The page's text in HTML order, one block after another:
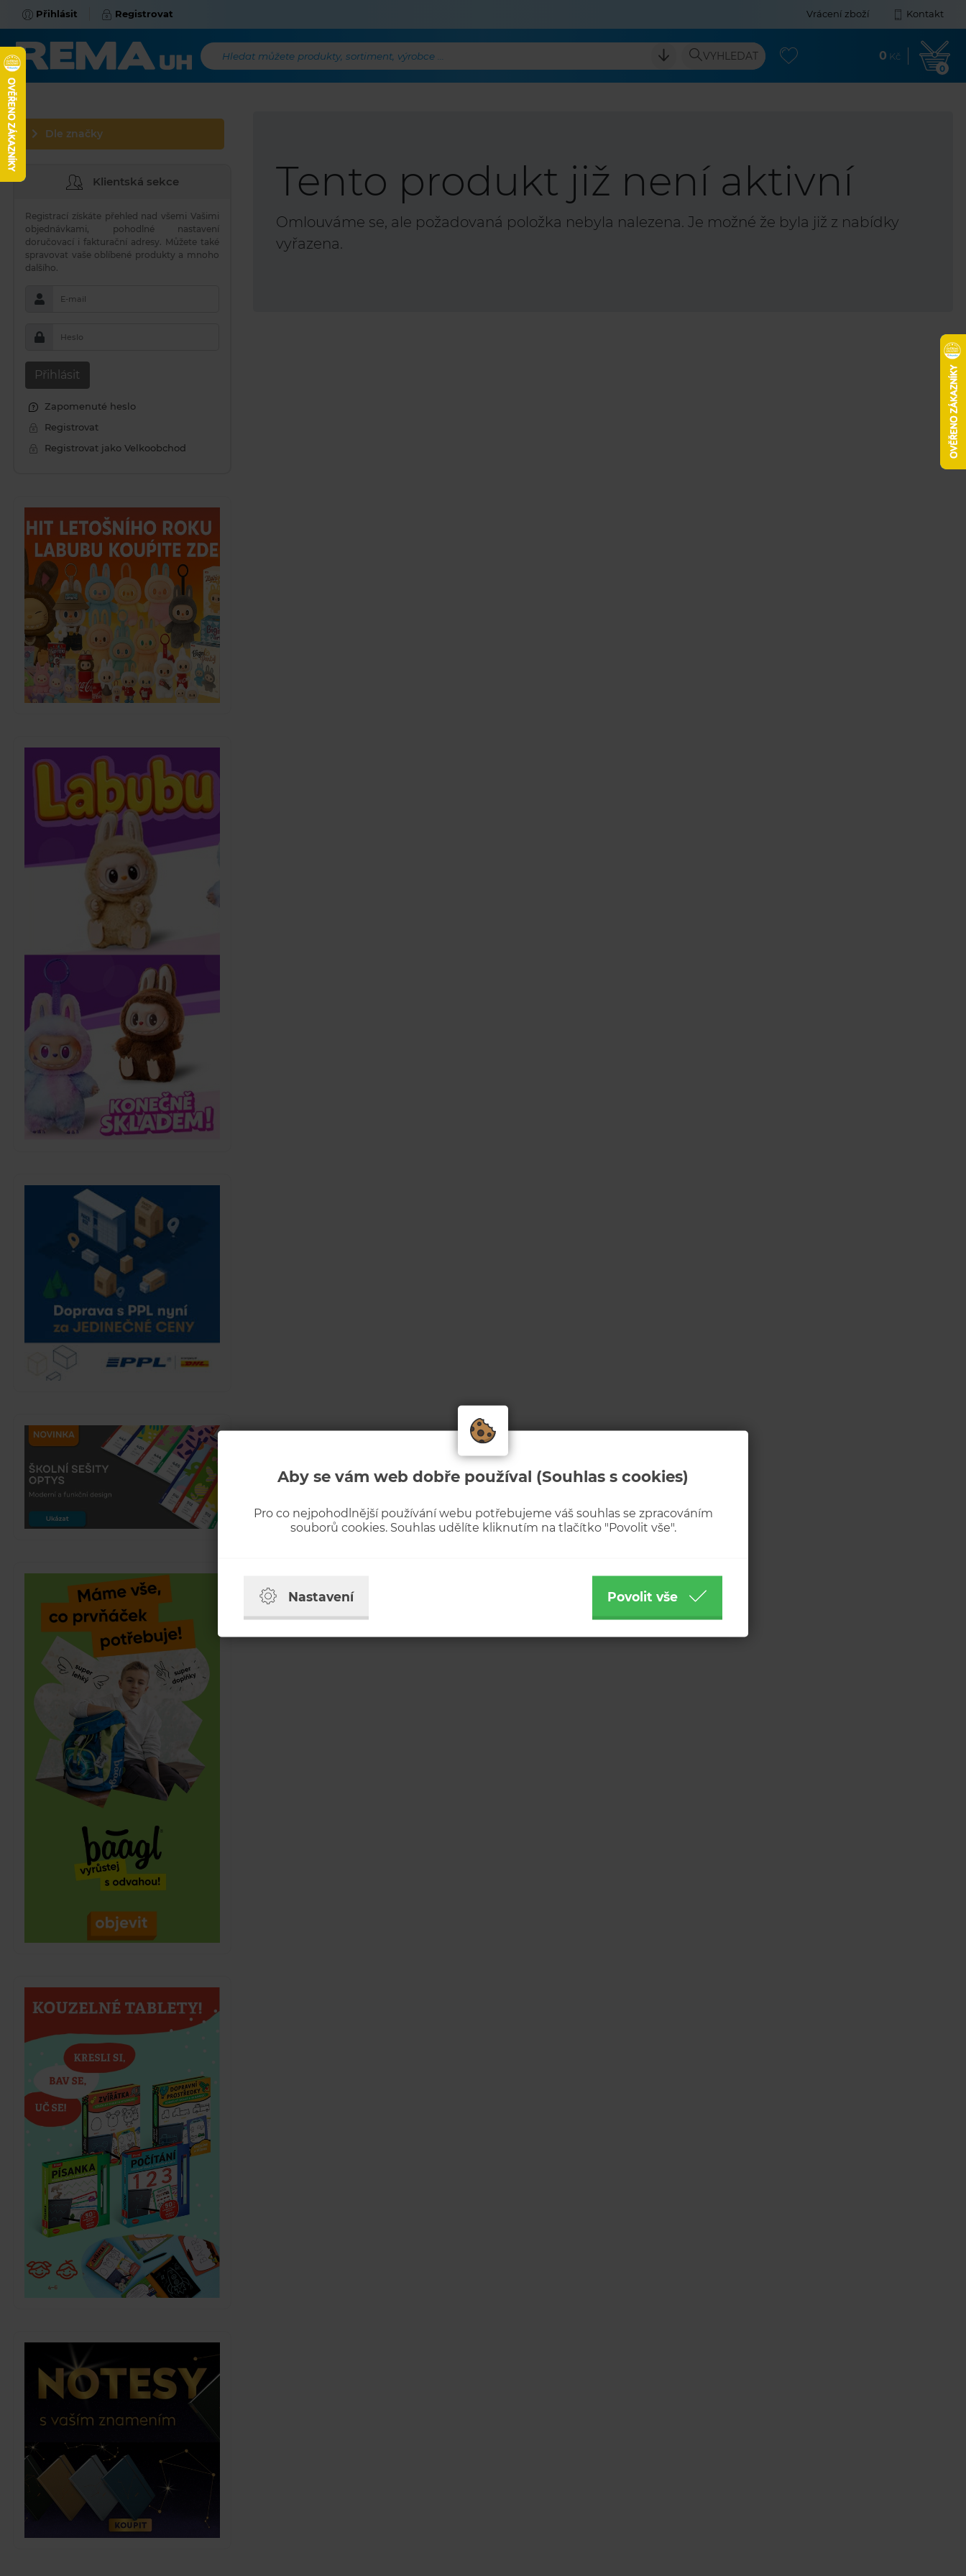
Aby se vám web dobře používal (Souhlas s cookies)
Pro co nejpohodlnější používání webu potřebujeme váš souhlas se zpracováním
souborů cookies. Souhlas udělíte kliknutím na tlačítko "Povolit vše".
Nastavení Povolit vše
Přihlásit Registrovat Vrácení zboží Kontakt
Hledat můžete produkty, sortiment, výrobce ... VYHLEDAT 0 Kč
0
Tento produkt již není aktivní
Omlouváme se, ale požadovaná položka nebyla nalezena. Je možné že byla již z nabídky
vyřazena.
Dle značky
Klientská sekce
Registrací získáte přehled nad všemi Vašimi
objednávkami, pohodlné nastavení
doručovací i fakturační adresy. Můžete také
spravovat vaše oblíbené produkty a mnoho
dalšího.
E-mail
Heslo
Přihlásit
Zapomenuté heslo
Registrovat
Registrovat jako Velkoobchod